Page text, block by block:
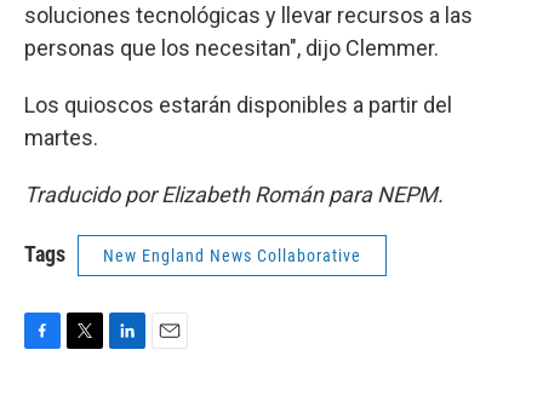
soluciones tecnológicas y llevar recursos a las
personas que los necesitan", dijo Clemmer.
Los quioscos estarán disponibles a partir del
martes.
Traducido por Elizabeth Román para NEPM.
Tags New England News Collaborative